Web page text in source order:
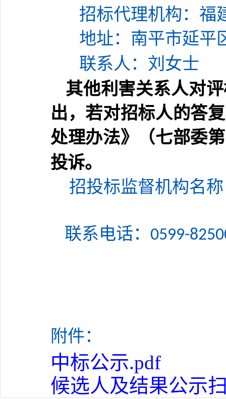
招标代理机构： 福
地址： 南平市延平
联系人： 刘女士
其他利害关系人对
出，若对招标人的答
处理办法》（七部委第
投诉。
招投标监督机构名
联系电话：
附件：
中标公示.pdf
候选人及结果公示